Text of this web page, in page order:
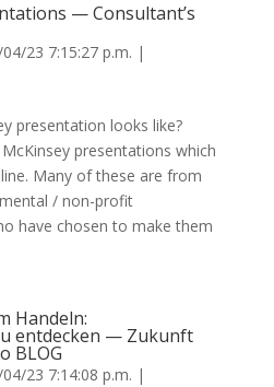
— Consultant’s
23 7:15:27 p.m. |
presentation looks like?
presentations which
Many of these are from
/ non-profit
have chosen to make them
Handeln:
entdecken — Zukunft
BLOG
23 7:14:08 p.m. |